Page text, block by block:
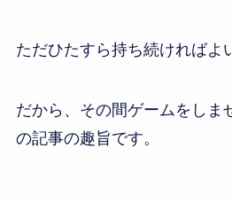
ただひたすら持ち続ければよ
だから、その間ゲームをしま
の記事の趣旨です。